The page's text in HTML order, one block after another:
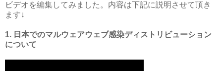
ビデオを編集してみました。内容は下記に説明させて頂き
ます↓
1. 日本でのマルウェアウェブ感染ディストリビューション
について